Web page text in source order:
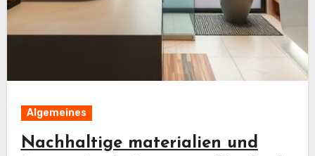
Algemeines
Nachhaltige materialien und